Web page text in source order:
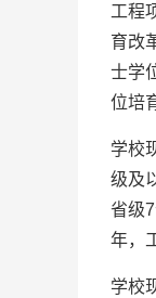
工程
育改
士学
位培
学校
级及
省级
年，
学校